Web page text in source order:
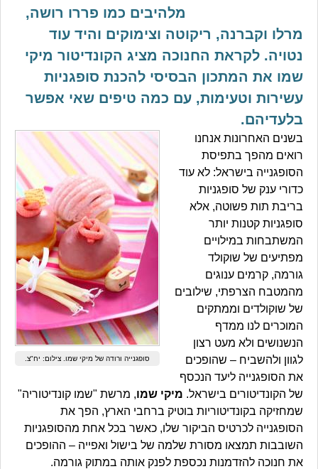
מלהיבים כמו פררו רושה,
מרלו וקברנה, ריקוטה וצימוקים והיד עוד
נטויה. לקראת החנוכה מציג הקונדיטור מיקי
שמו את המתכון הבסיסי להכנת סופגניות
עשירות וטעימות, עם כמה טיפים שאי אפשר
בלעדיהם.
סופגנייה ורודה של מיקי שמו. צילום: יח"צ.
בשנים האחרונות אנחנו
רואים מהפך בתפיסת
הסופגנייה בישראל: לא עוד
כדורי ענק של סופגניות
בריבת תות פשוטה, אלא
סופגניות קטנות יותר
המשתבחות במילויים
מפתיעים של שוקולד
גורמה, קרמים ענוגים
מהמטבח הצרפתי, שילובים
של שוקולדים וממתקים
המוכרים לנו ממדף
הנשנושים ולא מעט רצון
לגוון ולהשביח – שהופכים
את הסופגנייה ליעד הנכסף
של הקונדיטורים בישראל. מיקי שמו, מרשת "שמו קונדיטוריה"
שמחזיקה בקונדיטוריות בוטיק ברחבי הארץ, הפך את
הסופגנייה לכרטיס הביקור שלו, כאשר בכל אחת מהסופגניות
השובבות תמצאו מסורת שלמה של בישול ואפייה – ההופכים
את חנוכה להזדמנות נכספת לפנק אותה במתוק גורמה.